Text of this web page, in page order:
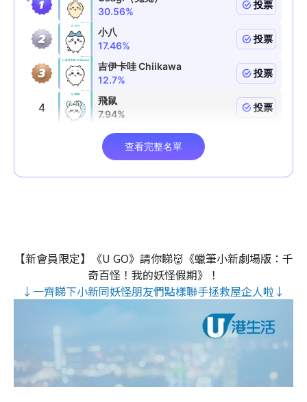
【新會員限定】《U GO》請你睇👹《蠟筆小新劇場版：千
奇百怪！我的妖怪假期》！
↓一齊睇下小新同妖怪朋友們點樣聯手拯救屋企人啦↓